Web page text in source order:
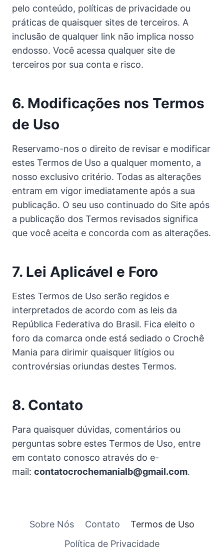
pelo conteúdo, políticas de privacidade ou
práticas de quaisquer sites de terceiros. A
inclusão de qualquer link não implica nosso
endosso. Você acessa qualquer site de
terceiros por sua conta e risco.
6. Modificações nos Termos
de Uso
Reservamo-nos o direito de revisar e modificar
estes Termos de Uso a qualquer momento, a
nosso exclusivo critério. Todas as alterações
entram em vigor imediatamente após a sua
publicação. O seu uso continuado do Site após
a publicação dos Termos revisados significa
que você aceita e concorda com as alterações.
7. Lei Aplicável e Foro
Estes Termos de Uso serão regidos e
interpretados de acordo com as leis da
República Federativa do Brasil. Fica eleito o
foro da comarca onde está sediado o Crochê
Mania para dirimir quaisquer litígios ou
controvérsias oriundas destes Termos.
8. Contato
Para quaisquer dúvidas, comentários ou
perguntas sobre estes Termos de Uso, entre
em contato conosco através do e-
mail: contatocrochemanialb@gmail.com.
Sobre Nós Contato
Termos de Uso
Política de Privacidade